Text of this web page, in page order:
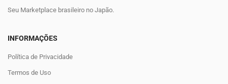
Seu Marketplace brasileiro no Japão.
INFORMAÇÕES
Política de Privacidade
Termos de Uso